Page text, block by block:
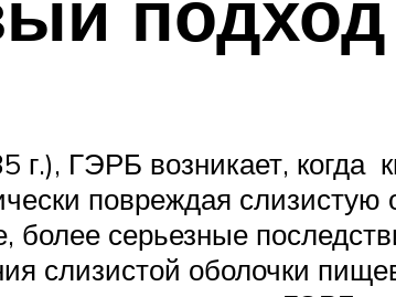
ГЭРБ возникает, когда
повреждая
более серьезные
слизистой оболочки